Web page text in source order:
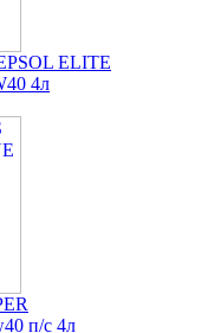
ELITE
4л
п/с 4л